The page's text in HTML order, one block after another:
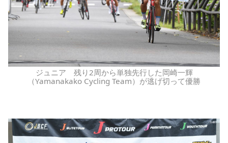
ジュニア 残り2周から単独先行した岡崎一輝
（Yamanakako Cycling Team）が逃げ切って優勝